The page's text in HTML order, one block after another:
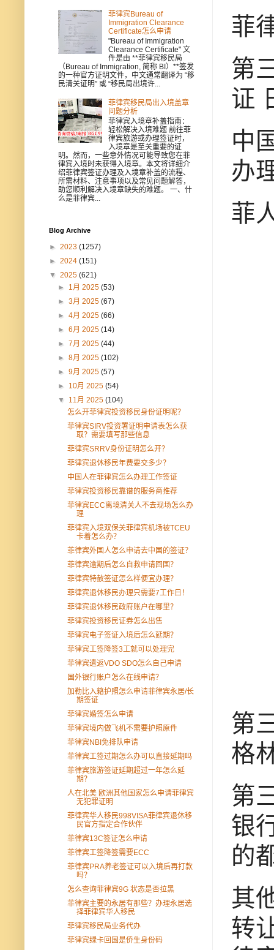
菲
第
证
中
办
菲
第
格
第
银
的
其
转
菲律宾Bureau of
Immigration Clearance
Certificate怎么申请
"Bureau of Immigration
Clearance Certificate" 文
件是由 **菲律宾移民局
（Bureau of Immigration, 简称 BI）**签发
的一种官方证明文件，中文通常翻译为 “移
民清关证明” 或 “移民局出境许...
菲律宾移民局出入境盖章
问题分析
菲律宾入境章补盖指南：
轻松解决入境难题 前往菲
律宾旅游或办理签证时，
入境章是至关重要的证
明。然而，一些意外情况可能导致您在菲
律宾入境时未获得入境章。本文将详细介
绍菲律宾签证办理及入境章补盖的流程、
所需材料、注意事项以及常见问题解答，
助您顺利解决入境章缺失的难题。 一、什
么是菲律宾...
Blog Archive
► 2023 (1257)
► 2024 (151)
▼ 2025 (621)
► 1月 2025(53)
►3月 2025(67)
►4月 2025(66)
►6月 2025(14)
►7月 2025(44)
►8月 2025(102)
►9月 2025(57)
► 10月 2025(54)
▼ 11月 2025(104)
怎么开菲律宾投资移民身份证明呢？
菲律宾SIRV投资署证明申请表怎么获
取？需要填写那些信息
菲律宾SRRV身份证明怎么开？
菲律宾退休移民年费要交多少？
中国人在菲律宾怎么办理工作签证
菲律宾投资移民靠谱的服务商推荐
菲律宾ECC离境清关人不去现场怎么办
理
菲律宾入境双保关菲律宾机场被TCEU
卡着怎么办？
菲律宾外国人怎么申请去中国的签证？
菲律宾逾期后怎么自救申请回国？
菲律宾特赦签证怎么样便宜办理？
菲律宾退休移民办理只需要7工作日！
菲律宾退休移民政府账户在哪里？
菲律宾投资移民证券怎么出售
菲律宾电子签证入境后怎么延期？
菲律宾工签降签3工就可以处理完
菲律宾遣返VDO SDO怎么自己申请
国外银行账户怎么在线申请？
加勒比入籍护照怎么申请菲律宾永居/长
期签证
菲律宾婚签怎么申请
菲律宾境内做飞机不需要护照原件
菲律宾NBI免排队申请
菲律宾工签过期怎么办可以直接延期吗
菲律宾旅游签证延期超过一年怎么延
期？
人在北美 欧洲其他国家怎么申请菲律宾
无犯罪证明
菲律宾华人移民998VISA菲律宾退休移
民官方指定合作伙伴
菲律宾13C签证怎么申请
菲律宾工签降签需要ECC
菲律宾PRA养老签证可以入境后再打款
吗？
怎么查询菲律宾9G 状态是否拉黑
菲律宾主要的永居有那些？办理永居选
择菲律宾华人移民
菲律宾移民局业务代办
菲律宾绿卡回国是侨生身份码